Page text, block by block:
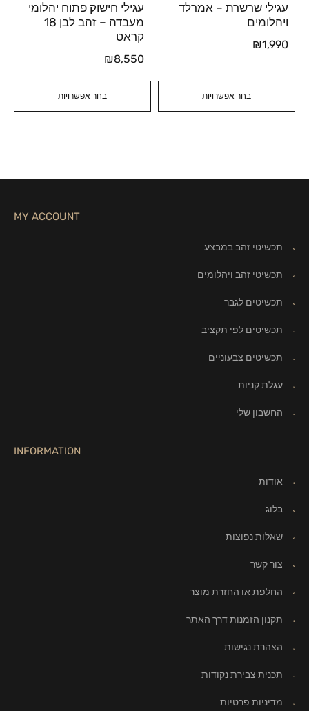
בחר אפשרויות
עגילי שרשרת – אמרלד
ויהלומים
₪1,990
בחר אפשרויות
עגילי חישוק פתוח יהלומי
מעבדה – זהב לבן 18
קראט
₪8,550
MY ACCOUNT
תכשיטי זהב במבצע
תכשיטי זהב ויהלומים
תכשיטים לגבר
תכשיטים לפי תקציב
תכשיטים צבעוניים
עגלת קניות
החשבון שלי
INFORMATION
אודות
בלוג
שאלות נפוצות
צור קשר
החלפת או החזרת מוצר
תקנון הזמנות דרך האתר
הצהרת נגישות
תכנית צבירת נקודות
מדיניות פרטיות